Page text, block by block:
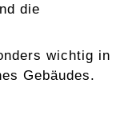
die
wichtig in
Gebäudes.